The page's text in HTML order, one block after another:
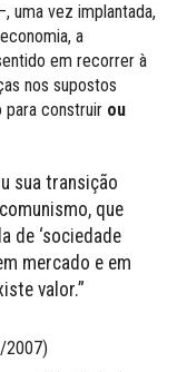
uma vez implantada,
a
em recorrer à
nos supostos
para construir ou
sua transição
que
de ‘sociedade
mercado e em
valor.”
2007)